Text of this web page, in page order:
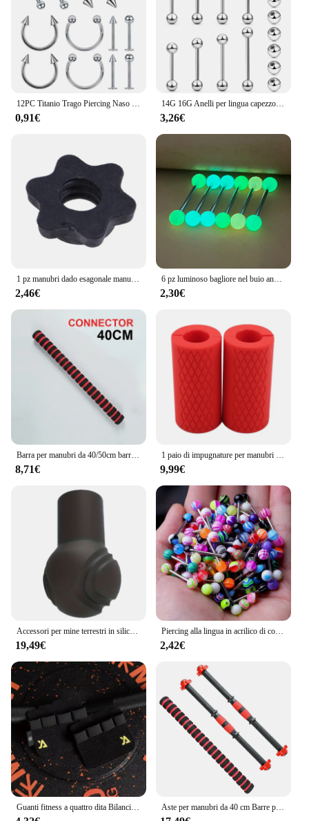
0,91€
14G 16G Anelli per lingua capezzolo Bilancieri in acciaio inossidabile Gioielli penetranti Argenteo Nero dorato 12mm-18mm Lunghezza Sfera Dimensioni 5MM 6MM
3,26€
1 pz manubri dado esagonale manubrio asta dado Spinlock collari per bilancieri bar allenamento sport attrezzature da palestra accessori
2,46€
6 pz luminoso bagliore nel buio anelli della lingua Stud capezzolo Piercing bilanciere Bar acrilico cartilagine orecchino Helix gioielli per il corpo 14G
2,30€
Barra per manubri da 40/50cm barre Spinlock per sollevamento pesi in acciaio solido con connettore per maniglie per bilancieri per allenamento Fitness a casa in palestra
8,71€
1 paio di impugnature per manubri con bilanciere maniglie per barre spesse Pad antiscivolo in Silicone maniglie per barre spesse Pull Up impugnatura grassa per sollevamento pesi
9,99€
Accessori per mine terrestri in silicone Bilancieri portatili di ricambio Base per mine terrestri per allenamento Attrezzature per il fitness da palestra per case facili da usare
19,49€
Piercing alla lingua in acrilico di colore misto di moda per le donne gioielli per il corpo Sexy con Piercing al labbro con bilanciere industriale in acciaio inossidabile 316L
2,42€
Guanti fitness a quattro dita Bilancieri da palestra Guanti da sollevamento pesi in pelle bovina Antiscivolo Resistente all'usura Palmo Proteggi allenamento Supporto per le mani Aste per manubri da 40 cm Barre per manubri Spinlock per sollevamento pesi in acciaio solido con connettore Maniglie per manubri per allenamento fitness a casa da palestra